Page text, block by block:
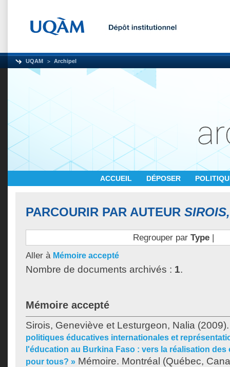
UQAM Archipel
ACCUEIL DÉPOSER
PARCOURIR PAR AUTEUR
Regrouper par Type|
Aller à Mémoire accepté
Nombre de documents archivés : 1.
Mémoire accepté
Sirois, Geneviève et Lesturgeon, Nalia
politiques éducatives internationales et
l'éducation au Burkina Faso : vers la réalisation
pour tous? » Mémoire. Montréal (Québec,